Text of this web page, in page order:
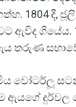
1804 දී,
ඇවිද
තරුණ
වෝටර්ලූ
දුර්වල